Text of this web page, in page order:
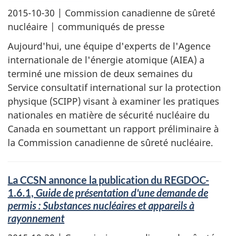
2015-10-30 | Commission canadienne de sûreté
nucléaire | communiqués de presse
Aujourd'hui, une équipe d'experts de l'Agence
internationale de l'énergie atomique (AIEA) a
terminé une mission de deux semaines du
Service consultatif international sur la protection
physique (SCIPP) visant à examiner les pratiques
nationales en matière de sécurité nucléaire du
Canada en soumettant un rapport préliminaire à
la Commission canadienne de sûreté nucléaire.
La CCSN annonce la publication du REGDOC-
1.6.1, Guide de présentation d'une demande de
permis : Substances nucléaires et appareils à
rayonnement